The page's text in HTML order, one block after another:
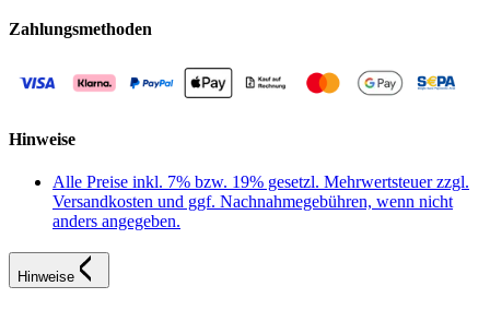
Zahlungsmethoden
Hinweise
Alle Preise inkl. 7% bzw. 19% gesetzl. Mehrwertsteuer zzgl.
Versandkosten und ggf. Nachnahmegebühren, wenn nicht
anders angegeben.
Hinweise